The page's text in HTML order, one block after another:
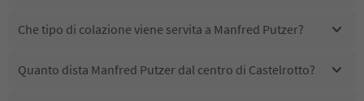
Che tipo di colazione viene servita a Manfred Putzer?
Quanto dista Manfred Putzer dal centro di Castelrotto?